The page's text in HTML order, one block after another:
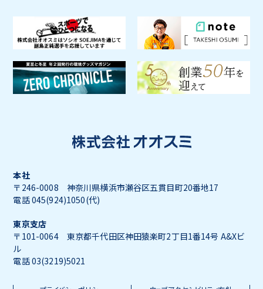
本社
〒246-0008 神奈川県横浜市瀬谷区五貫目町20番地17
電話 045(924)1050(代)
東京支店
〒101-0064 東京都千代田区神田猿楽町2丁目1番14号 A&Xビ
ル
電話 03(3219)5021